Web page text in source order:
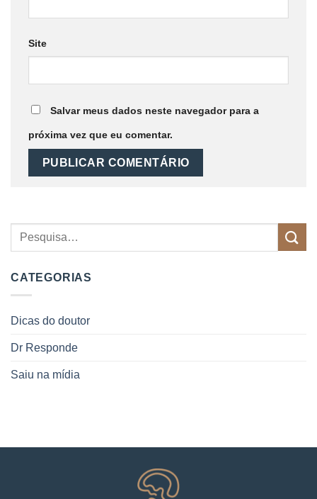
Site
Salvar meus dados neste navegador para a
próxima vez que eu comentar.
CATEGORIAS
Dicas do doutor
Dr Responde
Saiu na mídia